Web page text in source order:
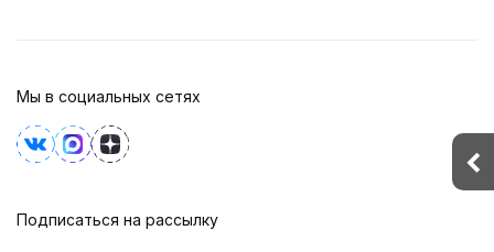
Мы в социальных сетях
Подписаться на рассылку